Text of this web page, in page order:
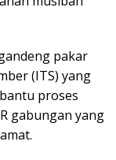
pakar
(ITS) yang
proses
gabungan yang